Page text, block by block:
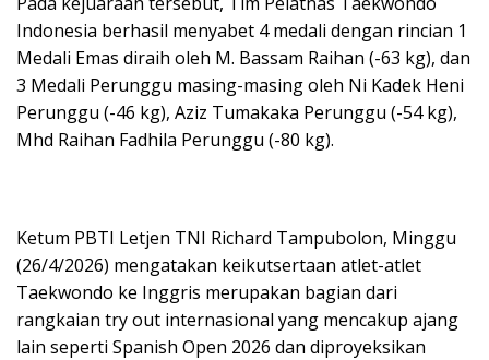
Indonesia berhasil menyabet 4 medali dengan rincian 1
Medali Emas diraih oleh M. Bassam Raihan (-63 kg), dan
3 Medali Perunggu masing-masing oleh Ni Kadek Heni
Perunggu (-46 kg), Aziz Tumakaka Perunggu (-54 kg),
Mhd Raihan Fadhila Perunggu (-80 kg).
Ketum PBTI Letjen TNI Richard Tampubolon, Minggu
(26/4/2026) mengatakan keikutsertaan atlet-atlet
Taekwondo ke Inggris merupakan bagian dari
rangkaian try out internasional yang mencakup ajang
lain seperti Spanish Open 2026 dan diproyeksikan